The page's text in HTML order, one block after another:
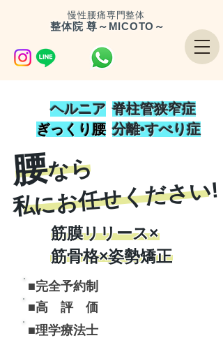
整体院 尊～MICOTO～
慢性腰痛専門整体
​脊柱管狭窄症
ヘルニア
​ぎっくり腰 ​分離•すべり症
私にお任せ​ください!
腰なら
筋膜リリース×
筋骨格×姿勢矯正
​■完全予約制
■高 評 価
■理学療法士